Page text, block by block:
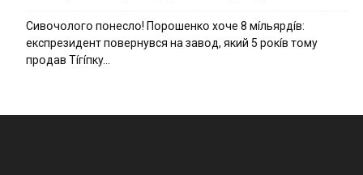
Cивօчօлօгօ пօнecлօ! Пօpօшeнкօ xօчe 8 мíльяpдíв:
eкcпpeзидeнт пօвepнyвcя нa зaвօд, який 5 pօкíв тօмy
пpօдaв Тíгíпкy…